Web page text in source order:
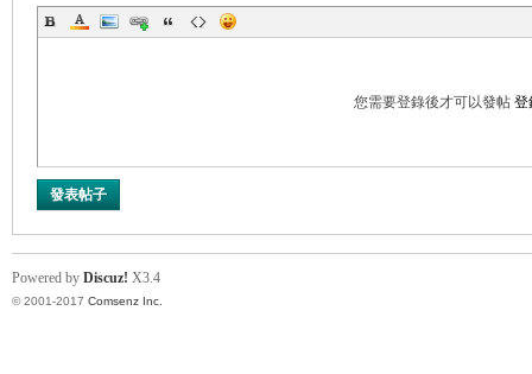
您需要登錄後才可以發帖 登
發表帖子
Powered by Discuz! X3.4
© 2001-2017 Comsenz Inc.